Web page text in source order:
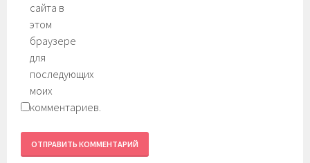
сайта в
этом
браузере
для
последующих
моих
комментариев.